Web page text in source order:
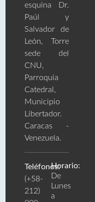
esquina Dr.
Paúl y
Salvador de
León, Torre
sede del
CNU,
Parroquia
Catedral,
Municipio
Libertador.
Caracas -
Venezuela.
Teléfonos:
(+58-
212)
Horario:
De
Lunes
a